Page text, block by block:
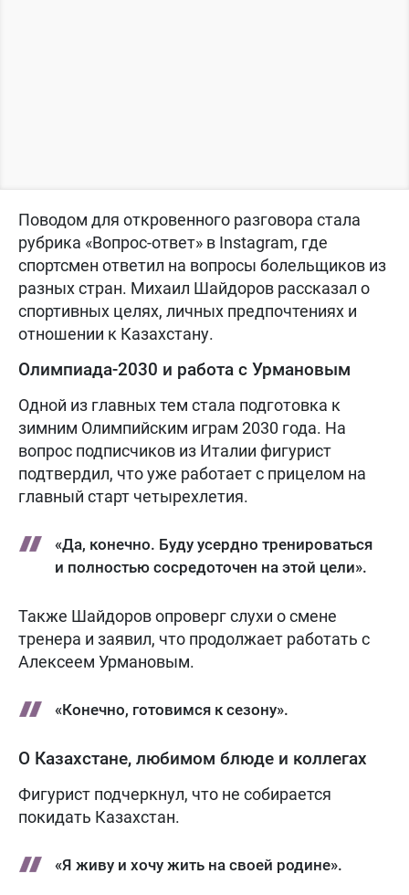
Поводом для откровенного разговора стала
рубрика «Вопрос-ответ» в Instagram, где
спортсмен ответил на вопросы болельщиков из
разных стран. Михаил Шайдоров рассказал о
спортивных целях, личных предпочтениях и
отношении к Казахстану.
Олимпиада-2030 и работа с Урмановым
Одной из главных тем стала подготовка к
зимним Олимпийским играм 2030 года. На
вопрос подписчиков из Италии фигурист
подтвердил, что уже работает с прицелом на
главный старт четырехлетия.
«Да, конечно. Буду усердно тренироваться
и полностью сосредоточен на этой цели».
Также Шайдоров опроверг слухи о смене
тренера и заявил, что продолжает работать с
Алексеем Урмановым.
«Конечно, готовимся к сезону».
О Казахстане, любимом блюде и коллегах
Фигурист подчеркнул, что не собирается
покидать Казахстан.
«Я живу и хочу жить на своей родине».